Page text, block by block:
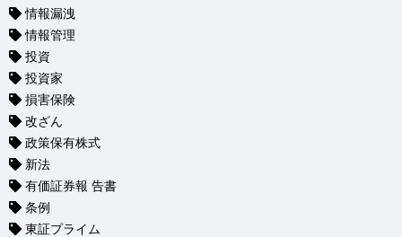
情報漏洩
情報管理
投資
投資家
損害保険
改ざん
政策保有株式
新法
有価証券報 告書
条例
東証プライム